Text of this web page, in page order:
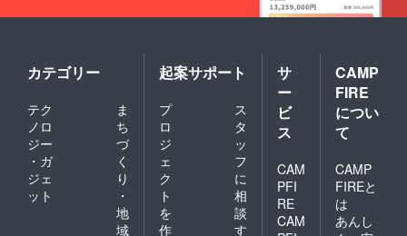
カテゴリー
テク
ノロ
ジー
・ガ
ジェ
ット
ま
ち
づ
く
り
・
地
域
起案サポート
プ
ロ
ジ
ェ
ク
ト
を
作
ス
タ
ッ
フ
に
相
談
す
サ
ー
ビ
ス
CAM
PFI
RE
CAM
CAMP
FIRE
につい
て
CAMP
FIREと
は
あんし